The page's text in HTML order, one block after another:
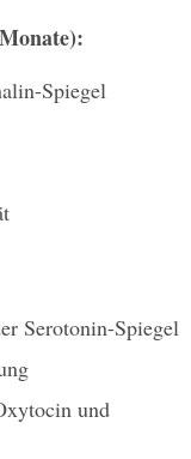
Spiegel
Serotonin-Spiegel
und